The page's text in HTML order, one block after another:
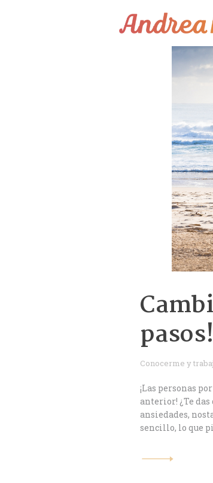
¿Cómo
Servicios
Coaching
Conóceme
Contáctame
pasos!
Conocerme y
¡Las personas
anterior! ¿Te
ansiedades,
sencillo, lo que